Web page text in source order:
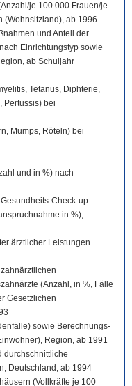
je 100.000 Frauen/je
(Wohnsitzland), ab 1996
und Anteil der
Einrichtungstyp sowie
ab Schuljahr
Tetanus, Diphterie,
Pertussis) bei
Mumps, Röteln) bei
und in %) nach
Check-up
in %),
ärztlicher Leistungen
(Anzahl, in %, Fälle
Gesetzlichen
sowie Berechnungs-
Region, ab 1991
durchschnittliche
Deutschland, ab 1994
(Vollkräfte je 100